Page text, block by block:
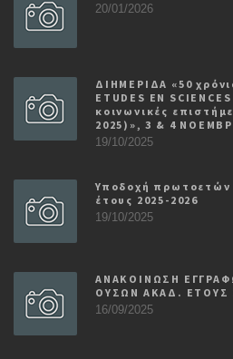
20/01/2026
ΔΙΗΜΕΡΙΔΑ «50
ETUDES EN
κοινωνικές
2025)», 3 & 4
19/10/2025
Υποδοχή
έτους 2025-2026
19/10/2025
ΑΝΑΚΟΙΝΩΣΗ
ΟΥΣΩΝ ΑΚΑΔ. ΕΤΟΥΣ
16/09/2025